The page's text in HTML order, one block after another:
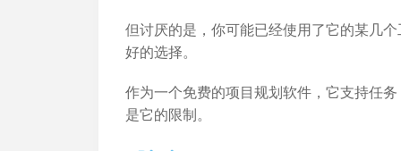
但讨厌的是，你可能已经使用了它的某几
好的选择。
作为一个免费的项目规划软件，它支持任
是它的限制。